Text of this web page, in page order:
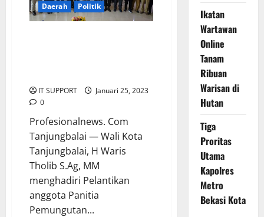
Daerah Politik
IT SUPPORT
Januari 25, 2023
0
Profesionalnews. Com
Tanjungbalai — Wali Kota
Tanjungbalai, H Waris
Tholib S.Ag, MM
menghadiri Pelantikan
anggota Panitia
Pemungutan...
Ikatan
Wartawan
Online
Tanam
Ribuan
Warisan di
Hutan
Tiga
Proritas
Utama
Kapolres
Metro
Bekasi Kota